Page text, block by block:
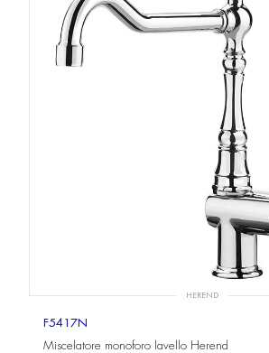
HEREND
F5417N
Miscelatore monoforo lavello Herend